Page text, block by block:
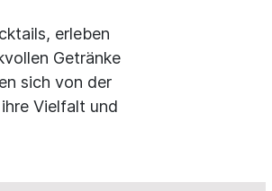
erleben
Getränke
sich von der
Vielfalt und